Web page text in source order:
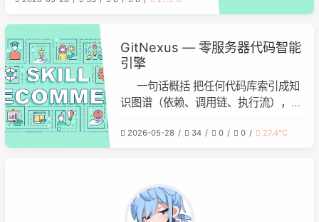
到需求直接就开始改代码，缺乏设计阶
段 开发过程中没有文档沉淀，项目越
改越乱
GitNexus — 零服务器代码智能
引擎
一句话概括 把任何代码库索引成知
识图谱（依赖、调用链、执行流），通
代码架构视野，避免盲改漏依赖。 解
结构和依赖关系 小型模型（7B-70B）
的架构理解能力有限，容易做
2026-05-28 34 0 0 27.4℃